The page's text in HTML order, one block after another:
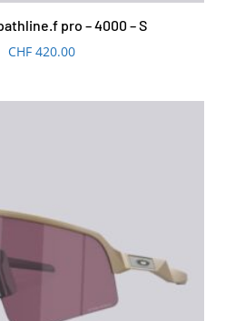
pro – 4000 – S
CHF420.00